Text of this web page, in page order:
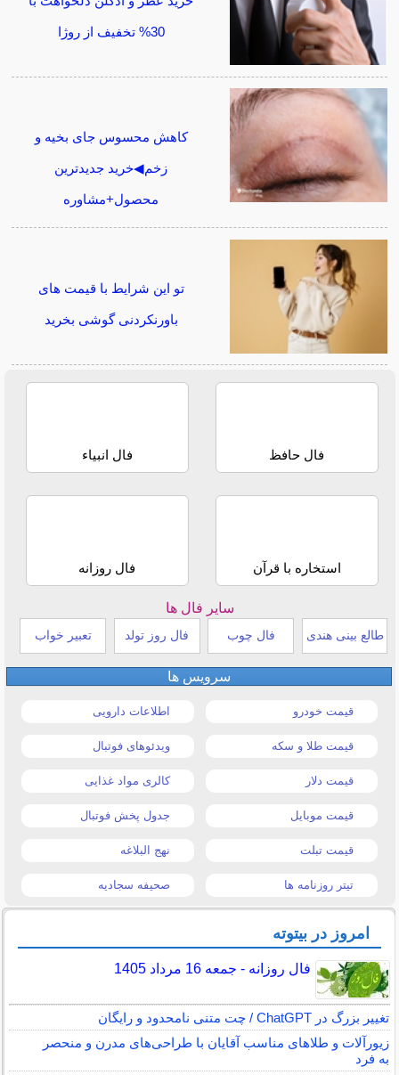
30% تخفیف از روژا
کاهش محسوس جای بخیه و
زخم◀خرید جدیدترین
محصول+مشاوره
تو این شرایط با قیمت های
باورنکردنی گوشی بخرید
فال حافظ فال انبیاء
استخاره با قرآن فال روزانه
سایر فال ها
طالع بینی هندی فال چوب فال روز تولد تعبیر خواب
سرویس ها
قیمت خودرو اطلاعات دارویی
قیمت طلا و سکه ویدئوهای فوتبال
قیمت دلار کالری مواد غذایی
قیمت موبایل جدول پخش فوتبال
قیمت تبلت نهج البلاغه
تیتر روزنامه ها صحیفه سجادیه
امروز در بیتوته
فال روزانه - جمعه 16 مرداد 1405
تغییر بزرگ در ChatGPT / چت متنی نامحدود و رایگان
زیورآلات و طلاهای مناسب آقایان با طراحی‌های مدرن و منحصر
به فرد